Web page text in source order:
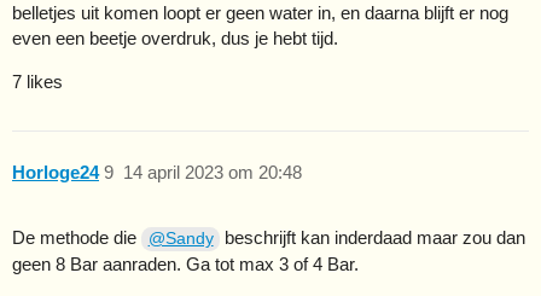
belletjes uit komen loopt er geen water in, en daarna blijft er nog
even een beetje overdruk, dus je hebt tijd.
7 likes
Horloge24 14 april 2023 om 20:48
9
De methode die @Sandy
beschrijft kan inderdaad maar zou dan
geen 8 Bar aanraden. Ga tot max 3 of 4 Bar.